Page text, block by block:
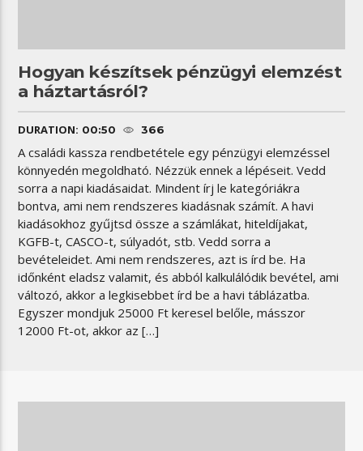
Hogyan készítsek pénzügyi elemzést
a háztartásról?
DURATION: 00:50 366
A családi kassza rendbetétele egy pénzügyi elemzéssel
könnyedén megoldható. Nézzük ennek a lépéseit. Vedd
sorra a napi kiadásaidat. Mindent írj le kategóriákra
bontva, ami nem rendszeres kiadásnak számít. A havi
kiadásokhoz gyűjtsd össze a számlákat, hiteldíjakat,
KGFB-t, CASCO-t, súlyadót, stb. Vedd sorra a
bevételeidet. Ami nem rendszeres, azt is írd be. Ha
időnként eladsz valamit, és abból kalkulálódik bevétel, ami
változó, akkor a legkisebbet írd be a havi táblázatba.
Egyszer mondjuk 25000 Ft keresel belőle, másszor
12000 Ft-ot, akkor az […]